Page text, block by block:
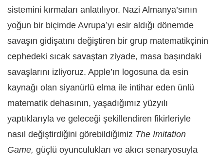
sistemini kırmaları anlatılıyor. Nazi Almanya’sının
yoğun bir biçimde Avrupa’yı esir aldığı dönemde
savaşın gidişatını değiştiren bir grup matematikçinin
cephedeki sıcak savaştan ziyade, masa başındaki
savaşlarını izliyoruz. Apple’ın logosuna da esin
kaynağı olan siyanürlü elma ile intihar eden ünlü
matematik dehasının, yaşadığımız yüzyılı
yaptıklarıyla ve geleceği şekillendiren fikirleriyle
nasıl değiştirdiğini görebildiğimiz The Imitation
Game, güçlü oyunculukları ve akıcı senaryosuyla